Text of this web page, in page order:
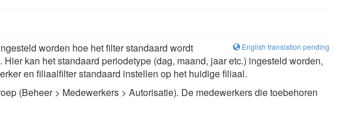
English translation pending
worden hoe het filter standaard wordt
kan het standaard periodetype (dag, maand, jaar etc.) ingesteld worden,
en filiaalfilter standaard instellen op het huidige filiaal.
(Beheer > Medewerkers > Autorisatie). De medewerkers die toebehoren